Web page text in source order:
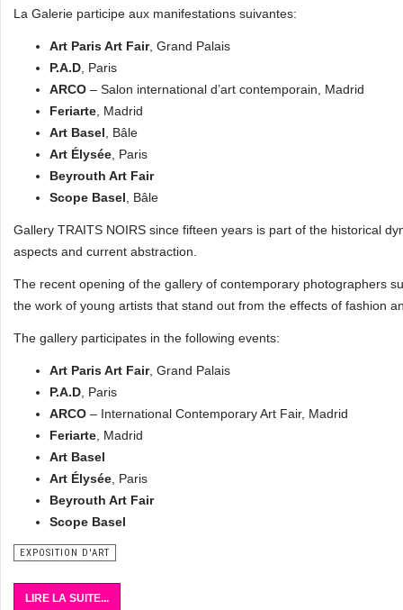
La Galerie participe aux manifestations suivantes:
Art Paris Art Fair, Grand Palais
P.A.D , Paris
ARCO – Salon international d’art contemporain, Madrid
Feriarte , Madrid
Art Basel , Bâle
Art Élysée , Paris
Beyrouth Art Fair
Scope Basel , Bâle
Gallery TRAITS NOIRS since fifteen years is part of the historical
aspects and current abstraction.
The recent opening of the gallery of contemporary photographers
the work of young artists that stand out from the effects of fashion
The gallery participates in the following events:
Art Paris Art Fair, Grand Palais
P.A.D , Paris
ARCO – International Contemporary Art Fair, Madrid
Feriarte , Madrid
Art Basel
Art Élysée , Paris
Beyrouth Art Fair
Scope Basel
EXPOSITION D'ART
LIRE LA SUITE...